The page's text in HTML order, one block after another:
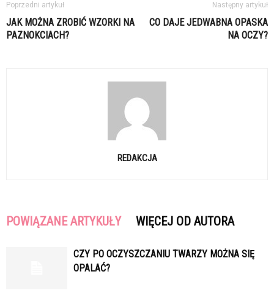
Poprzedni artykuł
JAK MOŻNA ZROBIĆ WZORKI NA
PAZNOKCIACH?
Następny artykuł
CO DAJE JEDWABNA OPASKA
NA OCZY?
REDAKCJA
POWIĄZANE ARTYKUŁY WIĘCEJ OD AUTORA
CZY PO OCZYSZCZANIU TWARZY MOŻNA SIĘ
OPALAĆ?